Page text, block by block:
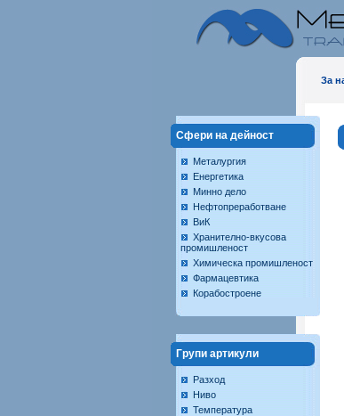
За
Сфери на дейност
Металургия
Енергетика
Минно дело
Нефтопреработване
ВиК
Хранително-вкусова
промишленост
Химическа промишленост
Фармацевтика
Корабостроене
Групи артикули
Разход
Ниво
Температура